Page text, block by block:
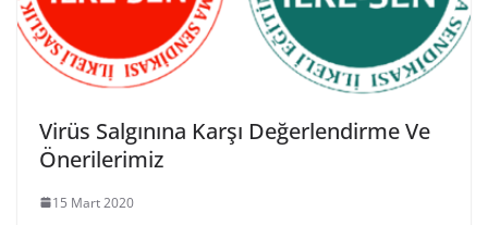
Virüs Salgınına Karşı Değerlendirme Ve
Önerilerimiz
15 Mart 2020